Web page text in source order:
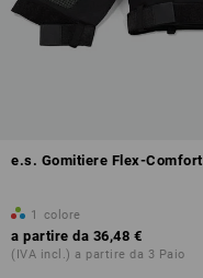
e.s. Gomitiere Flex-Comfort
1 colore
a partire da 36,48 €
(IVA incl.) a partire da 3 Paio